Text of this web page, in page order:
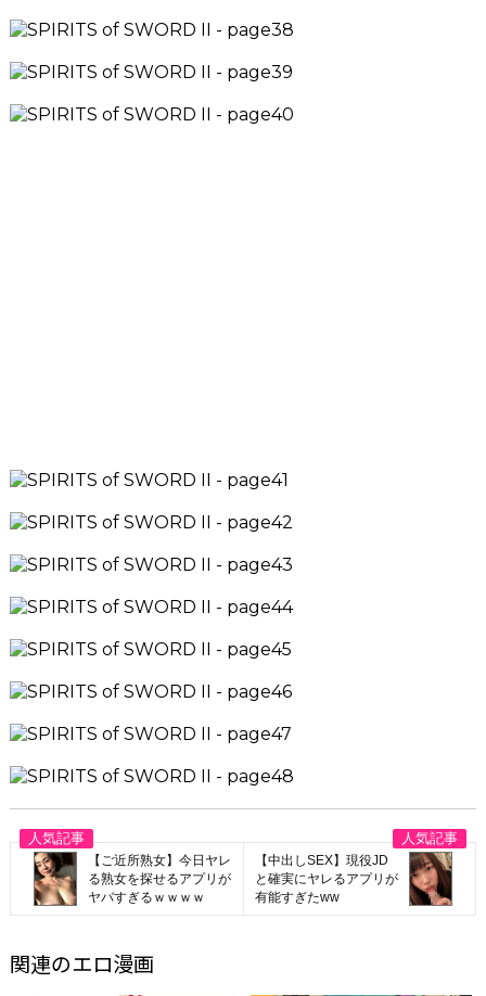
【ご近所熟女】今日ヤレ
る熟女を探せるアプリが
ヤバすぎるｗｗｗｗ
【中出しSEX】現役JD
と確実にヤレるアプリが
有能すぎたww
関連のエロ漫画